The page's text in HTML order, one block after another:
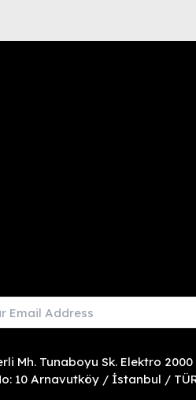
Gir
Ol
Mh. Tunaboyu Sk. Elektro 2000
10 Arnavutköy / İstanbul /